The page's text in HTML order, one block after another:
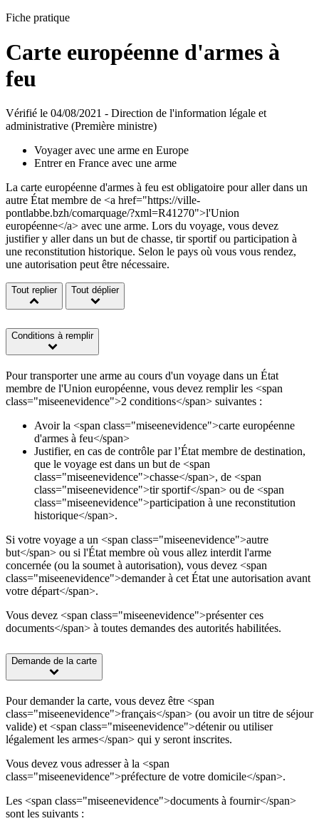
Fiche pratique
Carte européenne d'armes à
feu
Vérifié le 04/08/2021 - Direction de l'information légale et
administrative (Première ministre)
Voyager avec une arme en Europe
Entrer en France avec une arme
La carte européenne d'armes à feu est obligatoire pour aller dans un
autre État membre de <a href="https://ville-
pontlabbe.bzh/comarquage/?xml=R41270">l'Union
européenne</a> avec une arme. Lors du voyage, vous devez
justifier y aller dans un but de chasse, tir sportif ou participation à
une reconstitution historique. Selon le pays où vous vous rendez,
une autorisation peut être nécessaire.
Tout replier Tout déplier
Conditions à remplir
Pour transporter une arme au cours d'un voyage dans un État
membre de l'Union européenne, vous devez remplir les <span
class="miseenevidence">2 conditions</span> suivantes :
Avoir la <span class="miseenevidence">carte européenne
d'armes à feu</span>
Justifier, en cas de contrôle par l’État membre de destination,
que le voyage est dans un but de <span
class="miseenevidence">chasse</span>, de <span
class="miseenevidence">tir sportif</span> ou de <span
class="miseenevidence">participation à une reconstitution
historique</span>.
Si votre voyage a un <span class="miseenevidence">autre
but</span> ou si l'État membre où vous allez interdit l'arme
concernée (ou la soumet à autorisation), vous devez <span
class="miseenevidence">demander à cet État une autorisation avant
votre départ</span>.
Vous devez <span class="miseenevidence">présenter ces
documents</span> à toutes demandes des autorités habilitées.
Demande de la carte
Pour demander la carte, vous devez être <span
class="miseenevidence">français</span> (ou avoir un titre de séjour
valide) et <span class="miseenevidence">détenir ou utiliser
légalement les armes</span> qui y seront inscrites.
Vous devez vous adresser à la <span
class="miseenevidence">préfecture de votre domicile</span>.
Les <span class="miseenevidence">documents à fournir</span>
sont les suivants :